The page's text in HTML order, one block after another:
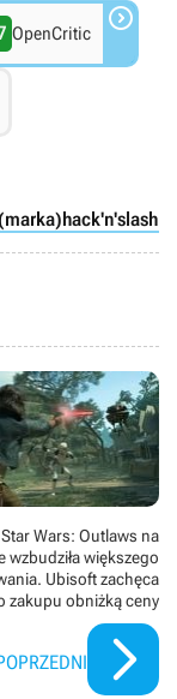
OpenCritic 
hack'n'slash
Wars: Outlaws na
wzbudziła większego
Ubisoft zachęca
zakupu obniżką ceny